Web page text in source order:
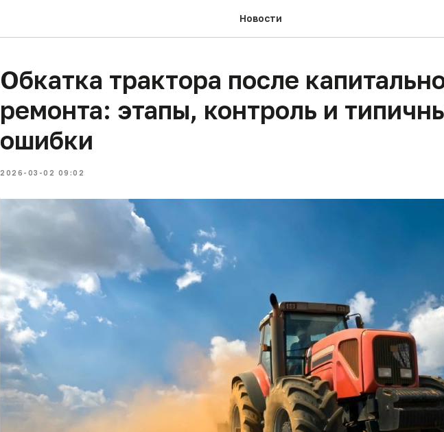
Новости
Обкатка трактора после
ремонта: этапы, контроль и
ошибки
2026-03-02 09:02